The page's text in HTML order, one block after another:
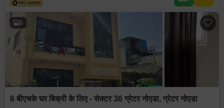
6
6 बीएचके घर बिक्री के लिए - सेक्टर 36 ग्रेटर नोएडा, ग्रेटर नोएडा